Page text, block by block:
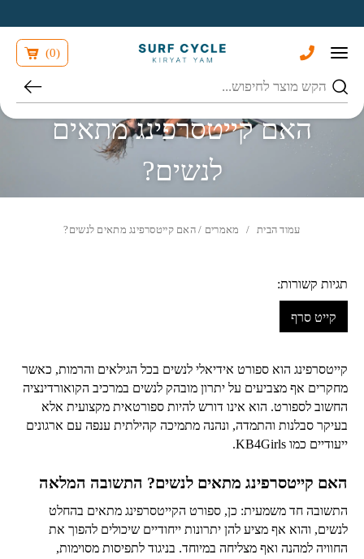
חיפוש
(
0
)
האם קייטסרפינג מתאים
לנשים?
עמוד הבית / מאמרים / האם קייטסרפינג מתאים לנשים?
תגיות קשורות:
קייט סרף
קייטסרפינג הוא ספורט אידיאלי לנשים בכל הגילאים והרמות, כאשר
מחקרים אף מצביעים על יתרון מובהק לנשים במרכיב הקואורדינציה
החשוב לספורט. הוא אינו דורש להיות ספורטאית מקצועית אלא
בעיקר סבלנות והתמדה, ונהנה מתמיכה קהילתית ענפה עם ארגונים
ייעודיים כמו KB4Girls.
האם קייטסרפינג מתאים לנשים? התשובה המלאה
התשובה חד משמעית: כן, ספורט הקייטסרפינג מתאים בהחלט
לנשים, והוא אף מציע להן יתרונות ייחודיים שיכולים להפוך את
החוויה למהנה ואף מצליחה במיוחד. בניגוד לתפיסות מסוימות,